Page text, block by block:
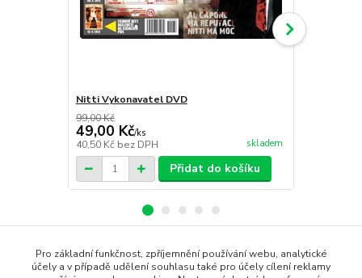
Nitti Vykonavatel DVD
99,00 Kč
49,00 Kč/ks
40,50 Kč bez DPH skladem
Přidat do košíku
Zboží zařazeno v kategoriích
Pro základní funkčnost, zpříjemnění používání webu, analytické
účely a v případě udělení souhlasu také pro účely cílení reklamy